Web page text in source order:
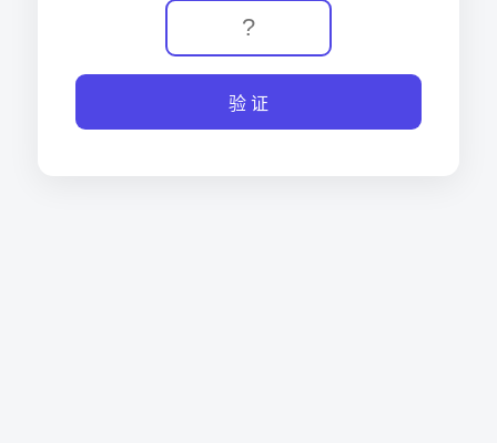
验 证